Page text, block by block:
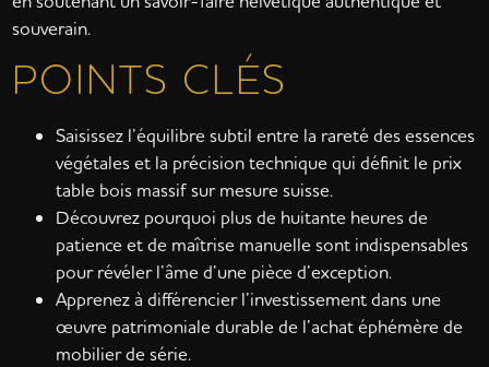
souverain.
POINTS CLÉS
Saisissez l’équilibre subtil entre la rareté des essences
végétales et la précision technique qui définit le prix
table bois massif sur mesure suisse.
Découvrez pourquoi plus de huitante heures de
patience et de maîtrise manuelle sont indispensables
pour révéler l’âme d’une pièce d’exception.
Apprenez à différencier l’investissement dans une
œuvre patrimoniale durable de l’achat éphémère de
mobilier de série.